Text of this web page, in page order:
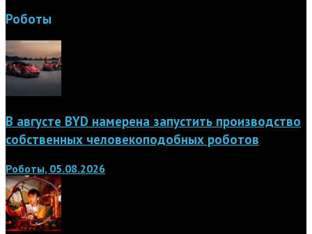
Роботы
В августе BYD намерена запустить производство
собственных человекоподобных роботов
Роботы, 05.08.2026